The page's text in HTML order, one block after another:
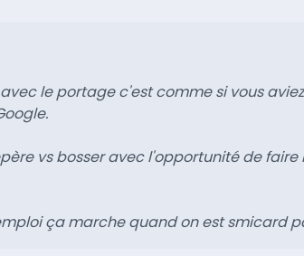
le portage c'est comme si vous
vs bosser avec l'opportunité de
ça marche quand on est smicard